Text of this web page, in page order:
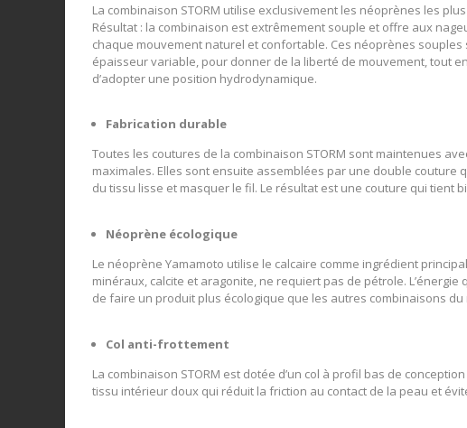
La combinaison STORM utilise exclusivement les néoprènes les
Résultat : la combinaison est extrêmement souple et offre aux
chaque mouvement naturel et confortable. Ces néoprènes
épaisseur variable, pour donner de la liberté de mouvement, tout
d’adopter une position hydrodynamique.
Fabrication durable
Toutes les coutures de la combinaison STORM sont maintenues
maximales. Elles sont ensuite assemblées par une double
du tissu lisse et masquer le fil. Le résultat est une couture qui tient
Néoprène écologique
Le néoprène Yamamoto utilise le calcaire comme ingrédient
minéraux, calcite et aragonite, ne requiert pas de pétrole.
de faire un produit plus écologique que les autres combinaisons du
Col anti-frottement
La combinaison STORM est dotée d’un col à profil bas de
tissu intérieur doux qui réduit la friction au contact de la peau et